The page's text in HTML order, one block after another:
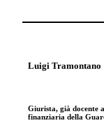
Luigi Tramontano
Giurista, già docente
finanziaria della